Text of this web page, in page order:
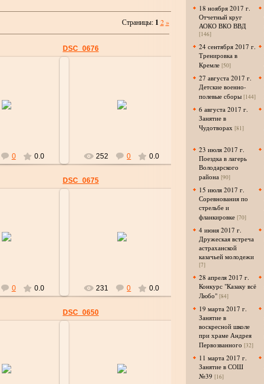
Страницы: 1 2 »
0 0.0
DSC_0676
252 0 0.0
0 0.0
DSC_0675
231 0 0.0
DSC_0650
18 ноября 2017 г.
Отчетный круг
АОКО ВКО ВВД
[146]
24 сентября 2017 г.
Тренировка в
Кремле [50]
27 августа 2017 г.
Детские военно-
полевые сборы [144]
6 августа 2017 г.
Занятие в
Чудотворах [81]
23 июля 2017 г.
Поездка в лагерь
Володарского
района [90]
15 июля 2017 г.
Соревнования по
стрельбе и
фланкировке [70]
4 июня 2017 г.
Дружеская встреча
астраханской
казачьей молодежи
[7]
28 апреля 2017 г.
Конкурс "Казаку всё
Любо" [84]
19 марта 2017 г.
Занятие в
воскресной школе
при храме Андрея
Первозванного [32]
11 марта 2017 г.
Занятие в СОШ
№39 [16]